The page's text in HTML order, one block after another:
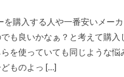
購入する人や一番安いメー
も良いかなぁ？と考えて購入
を使っていても同じような悩
ものよっ […]